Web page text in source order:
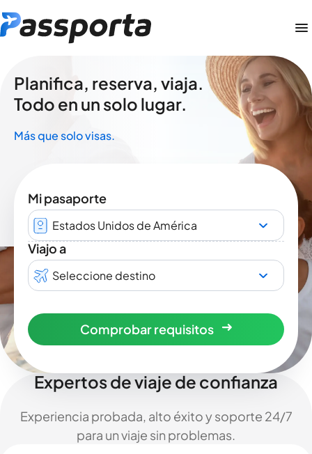
Planifica, reserva, viaja.
Todo en un solo lugar.
Más que solo visas.
Mi pasaporte
Estados Unidos de América
Viajo a
Seleccione destino
Comprobar requisitos
Expertos de viaje de confianza
Experiencia probada, alto éxito y soporte 24/7
para un viaje sin problemas.